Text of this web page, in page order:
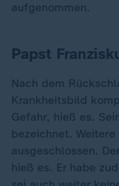
aufgenommen.
Papst
Nach dem
Krankheitsbild
Gefahr, hieß es.
bezeichnet.
ausgeschlossen.
hieß es. Er habe